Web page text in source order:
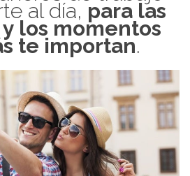
al día, para las
los momentos
te importan.